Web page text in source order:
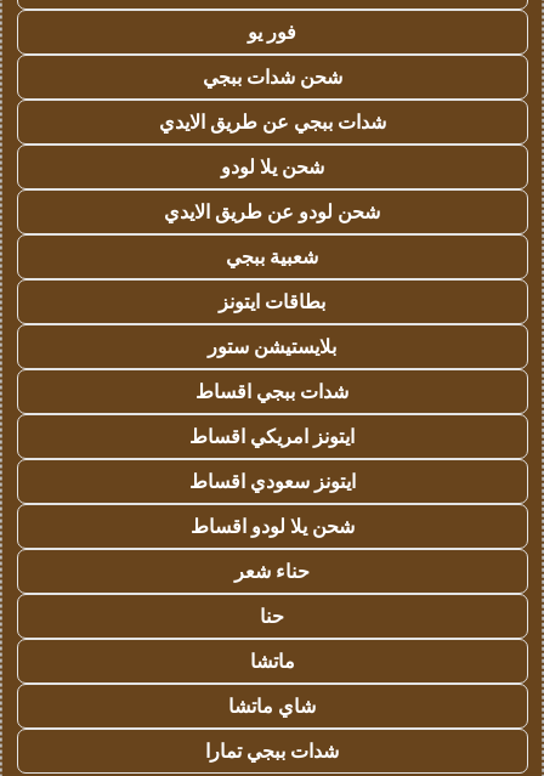
فور يو
شحن شدات ببجي
شدات ببجي عن طريق الايدي
شحن يلا لودو
شحن لودو عن طريق الايدي
شعبية ببجي
بطاقات ايتونز
بلايستيشن ستور
شدات ببجي اقساط
ايتونز امريكي اقساط
ايتونز سعودي اقساط
شحن يلا لودو اقساط
حناء شعر
حنا
ماتشا
شاي ماتشا
شدات ببجي تمارا